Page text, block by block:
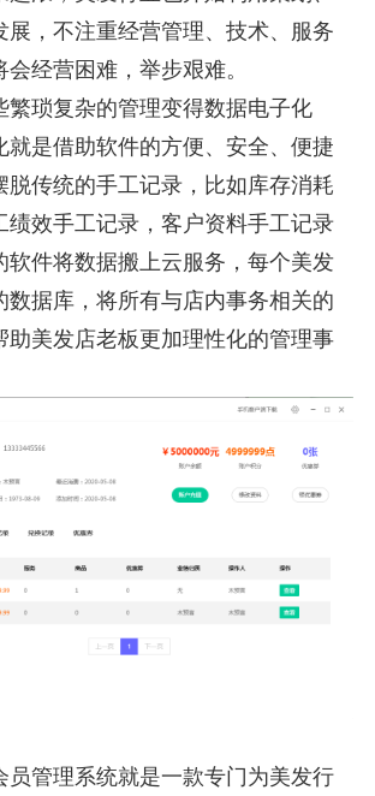
展，不注重经营管理、技术、服务
经营困难，举步艰难。
琐复杂的管理变得数据电子化
就是借助软件的方便、安全、便捷
脱传统的手工记录，比如库存消耗
绩效手工记录，客户资料手工记录
软件将数据搬上云服务，每个美发
数据库，将所有与店内事务相关的
助美发店老板更加理性化的管理事
管理系统就是一款专门为美发行